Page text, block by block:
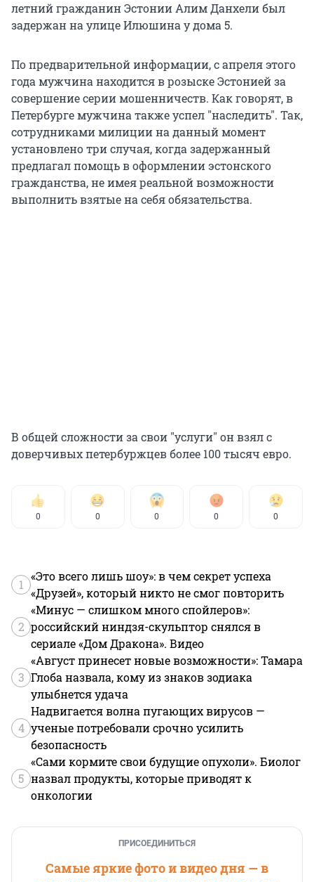
летний гражданин Эстонии Алим Данхели был
задержан на улице Илюшина у дома 5.
По предварительной информации, с апреля этого
года мужчина находится в розыске Эстонией за
совершение серии мошенничеств. Как говорят, в
Петербурге мужчина также успел "наследить". Так,
сотрудниками милиции на данный момент
установлено три случая, когда задержанный
предлагал помощь в оформлении эстонского
гражданства, не имея реальной возможности
выполнить взятые на себя обязательства.
В общей сложности за свои "услуги" он взял с
доверчивых петербуржцев более 100 тысяч евро.
0 0 0 0 0
1
«Это всего лишь шоу»: в чем секрет успеха
«Друзей», который никто не смог повторить
2
«Минус — слишком много спойлеров»:
российский ниндзя-скульптор снялся в
сериале «Дом Дракона». Видео
3
«Август принесет новые возможности»: Тамара
Глоба назвала, кому из знаков зодиака
улыбнется удача
4
Надвигается волна пугающих вирусов —
ученые потребовали срочно усилить
безопасность
5
«Сами кормите свои будущие опухоли». Биолог
назвал продукты, которые приводят к
онкологии
ПРИСОЕДИНИТЬСЯ
Самые яркие фото и видео дня — в